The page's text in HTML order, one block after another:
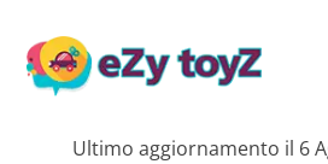
Ultimo aggiornamento il 6